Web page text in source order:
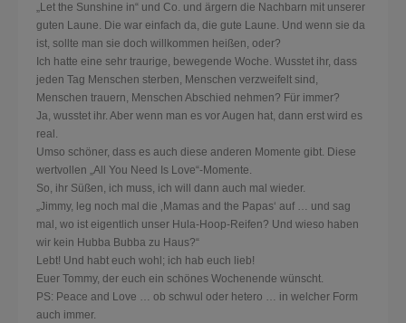
„Let the Sunshine in“ und Co. und ärgern die Nachbarn mit unserer
guten Laune. Die war einfach da, die gute Laune. Und wenn sie da
ist, sollte man sie doch willkommen heißen, oder?
Ich hatte eine sehr traurige, bewegende Woche. Wusstet ihr, dass
jeden Tag Menschen sterben, Menschen verzweifelt sind,
Menschen trauern, Menschen Abschied nehmen? Für immer?
Ja, wusstet ihr. Aber wenn man es vor Augen hat, dann erst wird es
real.
Umso schöner, dass es auch diese anderen Momente gibt. Diese
wertvollen „All You Need Is Love“-Momente.
So, ihr Süßen, ich muss, ich will dann auch mal wieder.
„Jimmy, leg noch mal die ‚Mamas and the Papas‘ auf … und sag
mal, wo ist eigentlich unser Hula-Hoop-Reifen? Und wieso haben
wir kein Hubba Bubba zu Haus?“
Lebt! Und habt euch wohl; ich hab euch lieb!
Euer Tommy, der euch ein schönes Wochenende wünscht.
PS: Peace and Love … ob schwul oder hetero … in welcher Form
auch immer.